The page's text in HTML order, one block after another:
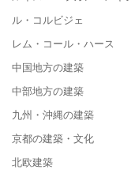
ル・コルビジェ
レム・コール・ハース
中国地方の建築
中部地方の建築
九州・沖縄の建築
京都の建築・文化
北欧建築